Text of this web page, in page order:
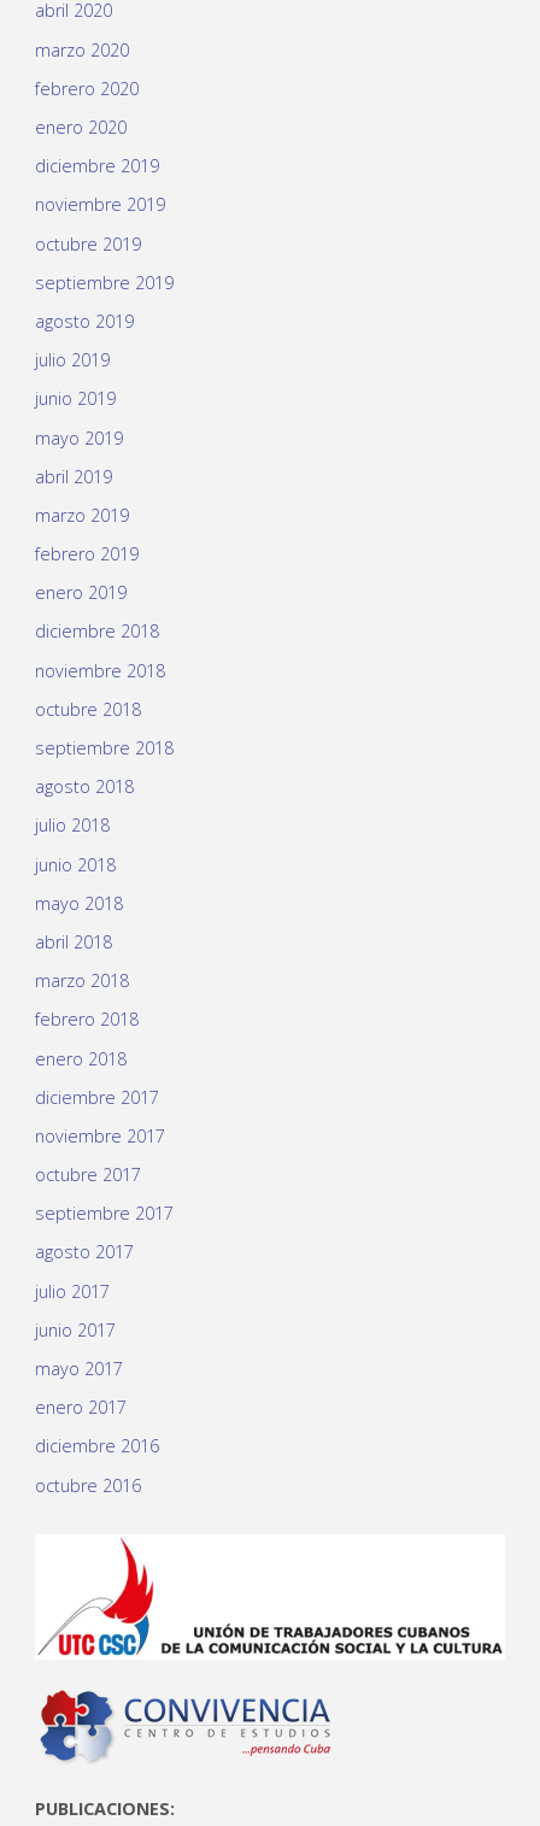
abril 2020
marzo 2020
febrero 2020
enero 2020
diciembre 2019
noviembre 2019
octubre 2019
septiembre 2019
agosto 2019
julio 2019
junio 2019
mayo 2019
abril 2019
marzo 2019
febrero 2019
enero 2019
diciembre 2018
noviembre 2018
octubre 2018
septiembre 2018
agosto 2018
julio 2018
junio 2018
mayo 2018
abril 2018
marzo 2018
febrero 2018
enero 2018
diciembre 2017
noviembre 2017
octubre 2017
septiembre 2017
agosto 2017
julio 2017
junio 2017
mayo 2017
enero 2017
diciembre 2016
octubre 2016
PUBLICACIONES: